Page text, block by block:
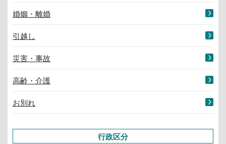
婚姻・離婚
引越し
災害・事故
高齢・介護
お別れ
行政区分